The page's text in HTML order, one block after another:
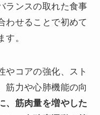
ランスの取れた食事
わせることで初めて
。
やコアの強化、スト
筋力や心肺機能の向
、筋肉量を増やした